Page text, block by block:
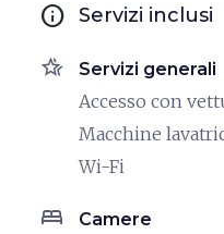
info Servizi inclusi
hotel_class Servizi generali
Accesso con
Macchine
Wi-Fi
bed Camere